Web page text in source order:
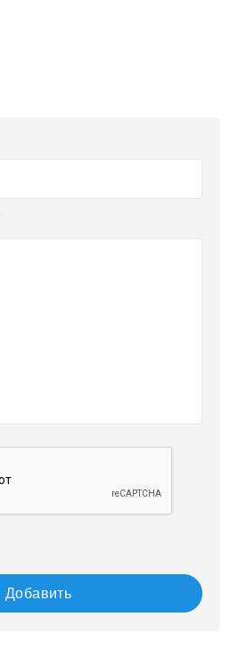
Добавить